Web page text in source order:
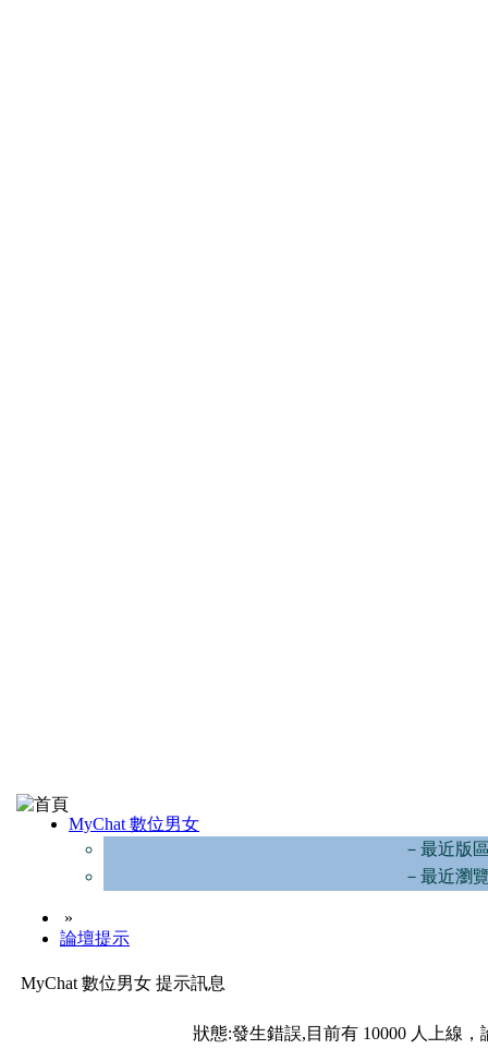
MyChat 數位男女
－最近版
－最近瀏
»
論壇提示
MyChat 數位男女 提示訊息
狀態:發生錯誤,目前有 10000 人上線